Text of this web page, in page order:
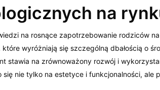
na
na rosnące zapotrzebowanie rodziców
które wyróżniają się szczególną dbałością o
stawia na zrównoważony rozwój i
się nie tylko na estetyce i funkcjonalności, ale